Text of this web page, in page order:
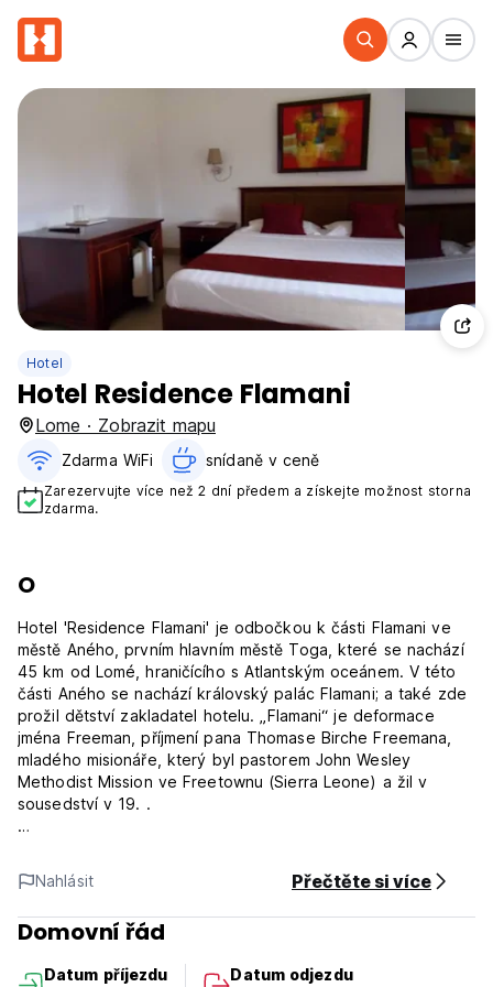
Hotel
Hotel Residence Flamani
Lome · Zobrazit mapu
Zdarma WiFi snídaně v ceně‎
Zarezervujte více než 2 dní předem a získejte možnost storna
zdarma.
O
Hotel 'Residence Flamani' je odbočkou k části Flamani ve
městě Aného, ​​prvním hlavním městě Toga, které se nachází
45 km od Lomé, hraničícího s Atlantským oceánem. V této
části Aného se nachází královský palác Flamani; a také zde
prožil dětství zakladatel hotelu. „Flamani“ je deformace
jména Freeman, příjmení pana Thomase Birche Freemana,
mladého misionáře, který byl pastorem John Wesley
Methodist Mission ve Freetownu (Sierra Leone) a žil v
sousedství v 19. .
blízkosti letiště v La Cité de l'Union nebo SITO-Aéroport
naproti budově terminálu mezinárodního letiště Lomé,
pouhých 5 minut chůze od hotelu.
městům: Accra, Bamako, Bangui, Bonn, Lomé, New York,
Nahlásit Přečtěte si více
Domovní řád
Datum příjezdu
Datum odjezdu